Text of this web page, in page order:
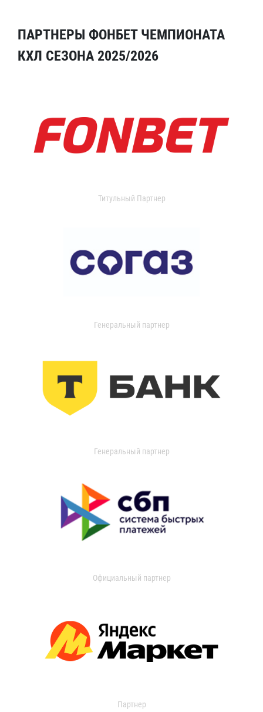
ПАРТНЕРЫ ФОНБЕТ ЧЕМПИОНАТА
КХЛ СЕЗОНА 2025/2026
Титульный Партнер
Генеральный партнер
Генеральный партнер
Официальный партнер
Партнер